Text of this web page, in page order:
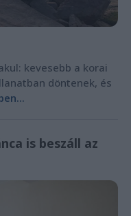
kevesebb a korai
döntenek, és
is beszáll az